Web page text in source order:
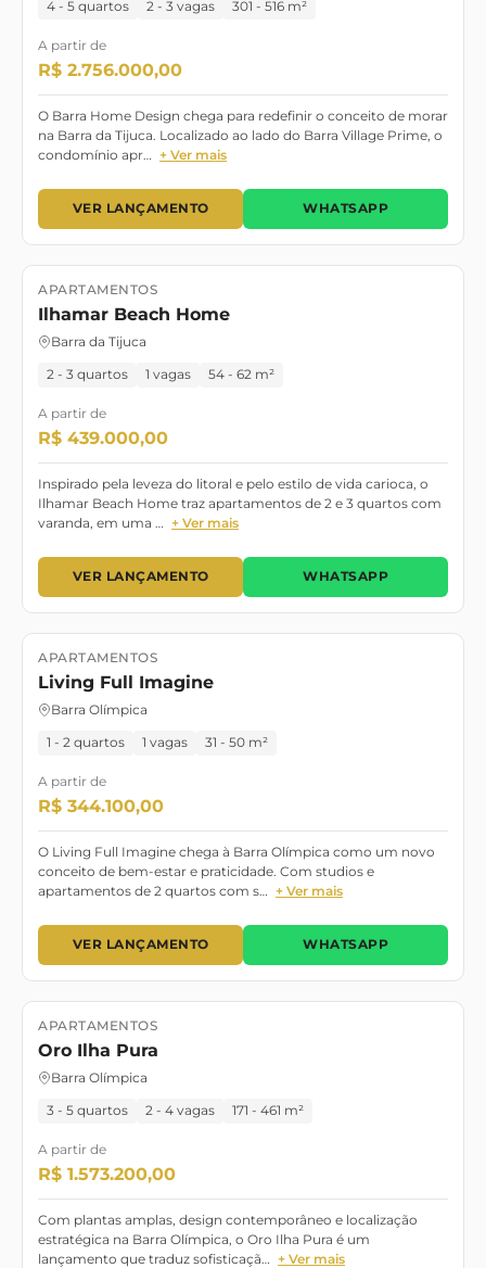
4 - 5 quartos 2 - 3 vagas 301 - 516 m²
A partir de
R$ 2.756.000,00
O Barra Home Design chega para redefinir o conceito de morar
na Barra da Tijuca. Localizado ao lado do Barra Village Prime, o
condomínio apr… + Ver mais
VER LANÇAMENTO WHATSAPP
Lançamento
APARTAMENTOS
Ilhamar Beach Home
Barra da Tijuca
2 - 3 quartos 1 vagas 54 - 62 m²
A partir de
R$ 439.000,00
Inspirado pela leveza do litoral e pelo estilo de vida carioca, o
Ilhamar Beach Home traz apartamentos de 2 e 3 quartos com
varanda, em uma … + Ver mais
VER LANÇAMENTO WHATSAPP
Lançamento Dezembro/2028
APARTAMENTOS
Living Full Imagine
Barra Olímpica
1 - 2 quartos 1 vagas 31 - 50 m²
A partir de
R$ 344.100,00
O Living Full Imagine chega à Barra Olímpica como um novo
conceito de bem-estar e praticidade. Com studios e
apartamentos de 2 quartos com s… + Ver mais
VER LANÇAMENTO WHATSAPP
Lançamento Janeiro 2027
APARTAMENTOS
Oro Ilha Pura
Barra Olímpica
3 - 5 quartos 2 - 4 vagas 171 - 461 m²
A partir de
R$ 1.573.200,00
Com plantas amplas, design contemporâneo e localização
estratégica na Barra Olímpica, o Oro Ilha Pura é um
lançamento que traduz sofisticaçã… + Ver mais